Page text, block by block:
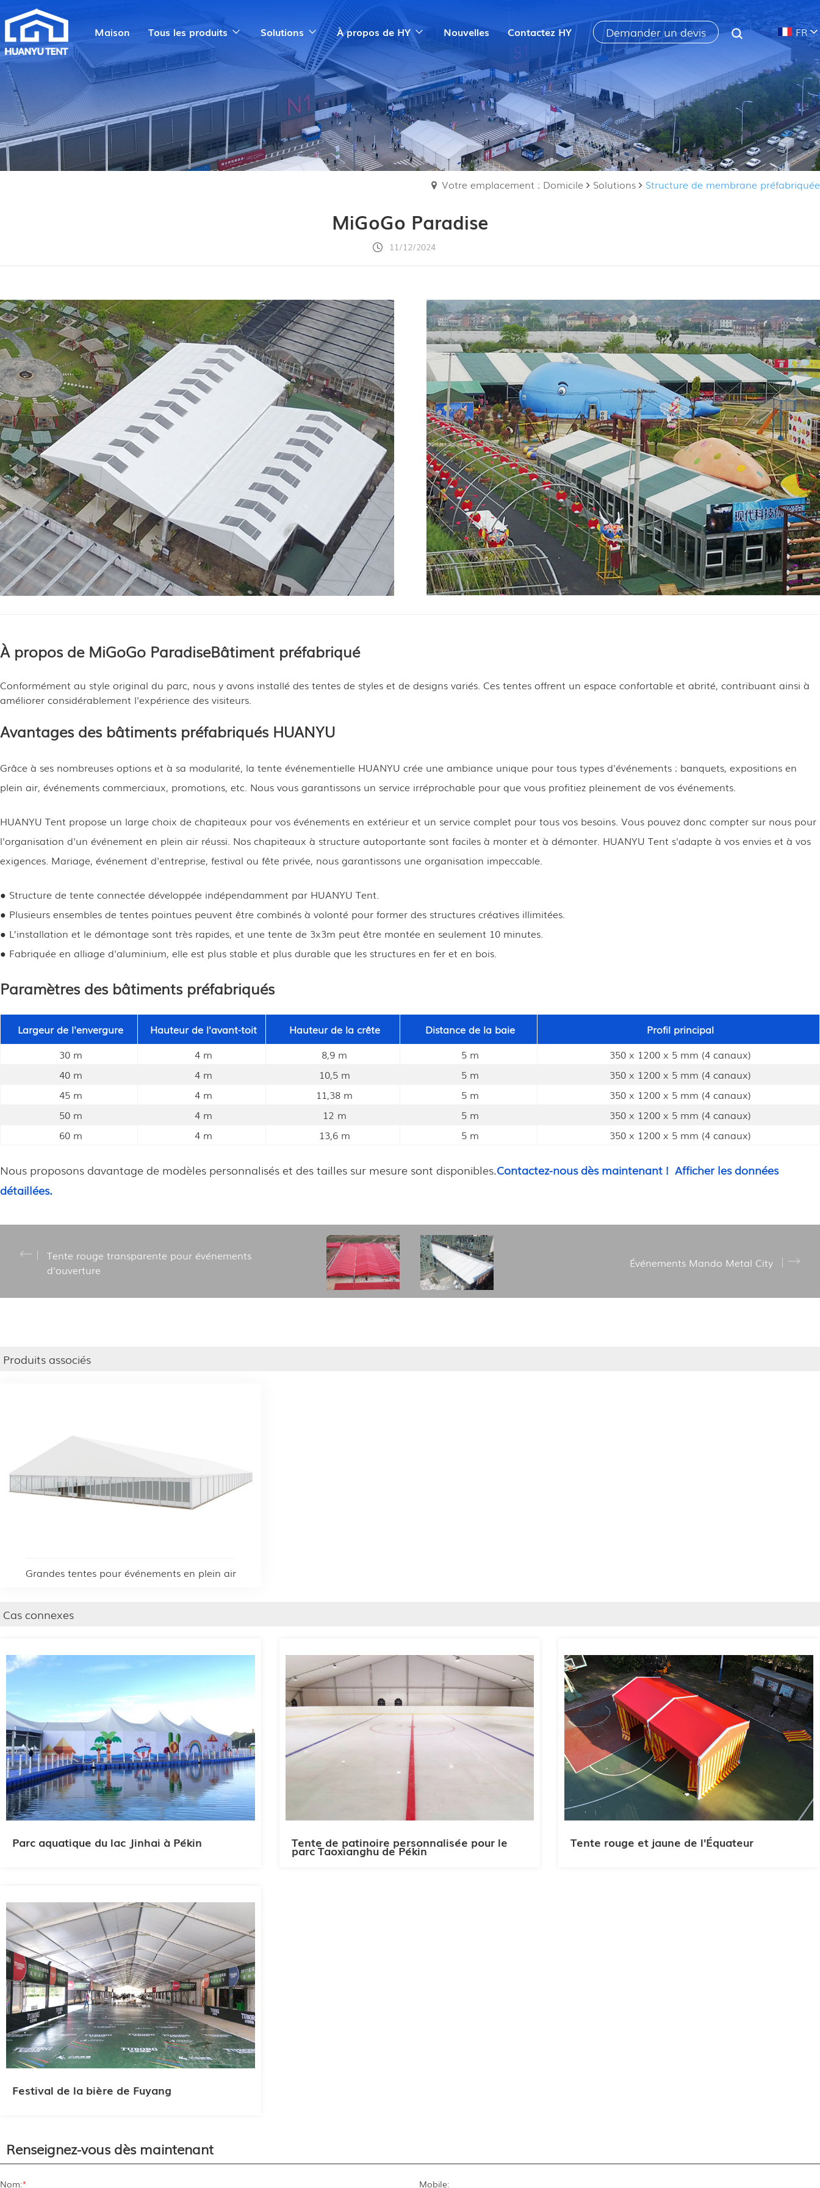
Maison Tous les produits Solutions À propos de HY Nouvelles Contactez HY Demander un devis FR
Votre emplacement : Domicile Solutions Structure de membrane préfabriquée
MiGoGo Paradise
11/12/2024
À propos de MiGoGo ParadiseBâtiment préfabriqué
Conformément au style original du parc, nous y avons installé des tentes de styles et de designs variés. Ces tentes offrent un espace confortable et abrité, contribuant ainsi à
améliorer considérablement l'expérience des visiteurs.
Avantages des bâtiments préfabriqués HUANYU
Grâce à ses nombreuses options et à sa modularité, la tente événementielle HUANYU crée une ambiance unique pour tous types d'événements : banquets, expositions en
plein air, événements commerciaux, promotions, etc. Nous vous garantissons un service irréprochable pour que vous profitiez pleinement de vos événements.
HUANYU Tent propose un large choix de chapiteaux pour vos événements en extérieur et un service complet pour tous vos besoins. Vous pouvez donc compter sur nous pour
l'organisation d'un événement en plein air réussi. Nos chapiteaux à structure autoportante sont faciles à monter et à démonter. HUANYU Tent s'adapte à vos envies et à vos
exigences. Mariage, événement d'entreprise, festival ou fête privée, nous garantissons une organisation impeccable.
● Structure de tente connectée développée indépendamment par HUANYU Tent.
● Plusieurs ensembles de tentes pointues peuvent être combinés à volonté pour former des structures créatives illimitées.
● L’installation et le démontage sont très rapides, et une tente de 3x3m peut être montée en seulement 10 minutes.
● Fabriquée en alliage d'aluminium, elle est plus stable et plus durable que les structures en fer et en bois.
Paramètres des bâtiments préfabriqués
Largeur de l'envergure Hauteur de l'avant-toit Hauteur de la crête Distance de la baie
Profil principal
30 m
4 m 8,9 m 5 m
350 x 1200 x 5 mm (4 canaux)
40 m
4 m 10,5 m 5 m
350 x 1200 x 5 mm (4 canaux)
45 m
4 m 11,38 m 5 m
350 x 1200 x 5 mm (4 canaux)
50 m
4 m 12 m 5 m
350 x 1200 x 5 mm (4 canaux)
60 m
4 m 13,6 m 5 m 350 x 1200 x 5 mm (4 canaux)
Nous proposons davantage de modèles personnalisés et des tailles sur mesure sont disponibles.Contactez-nous dès maintenant ! Afficher les données
détaillées.
Tente rouge transparente pour événements
d'ouverture
Événements Mando Metal City
Produits associés
Grandes tentes pour événements en plein air
Cas connexes
Parc aquatique du lac Jinhai à Pékin Tente de patinoire personnalisée pour le
parc Taoxianghu de Pékin
Tente rouge et jaune de l'Équateur
Festival de la bière de Fuyang
Renseignez-vous dès maintenant
Nom:* Mobile: